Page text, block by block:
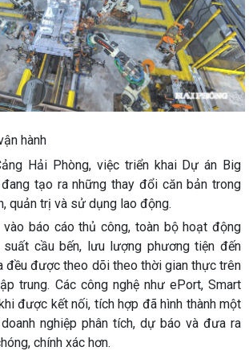
hành
Hải Phòng, việc triển khai Dự án Big
tạo ra những thay đổi căn bản trong
quản trị và sử dụng lao động.
báo cáo thủ công, toàn bộ hoạt động
cầu bến, lưu lượng phương tiện đến
đều được theo dõi theo thời gian thực trên
trung. Các công nghệ như ePort, Smart
được kết nối, tích hợp đã hình thành một
nghiệp phân tích, dự báo và đưa ra
chính xác hơn.